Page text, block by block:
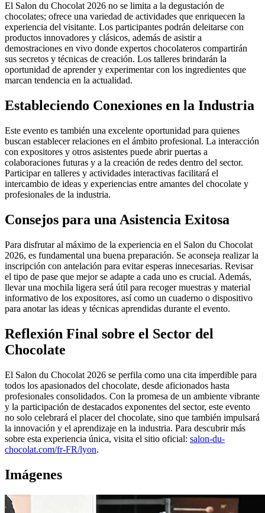
El Salon du Chocolat 2026 no se limita a la degustación de
chocolates; ofrece una variedad de actividades que enriquecen la
experiencia del visitante. Los participantes podrán deleitarse con
productos innovadores y clásicos, además de asistir a
demostraciones en vivo donde expertos chocolateros compartirán
sus secretos y técnicas de creación. Los talleres brindarán la
oportunidad de aprender y experimentar con los ingredientes que
marcan tendencia en la actualidad.
Estableciendo Conexiones en la Industria
Este evento es también una excelente oportunidad para quienes
buscan establecer relaciones en el ámbito profesional. La interacción
con expositores y otros asistentes puede abrir puertas a
colaboraciones futuras y a la creación de redes dentro del sector.
Participar en talleres y actividades interactivas facilitará el
intercambio de ideas y experiencias entre amantes del chocolate y
profesionales de la industria.
Consejos para una Asistencia Exitosa
Para disfrutar al máximo de la experiencia en el Salon du Chocolat
2026, es fundamental una buena preparación. Se aconseja realizar la
inscripción con antelación para evitar esperas innecesarias. Revisar
el tipo de pase que mejor se adapte a cada uno es crucial. Además,
llevar una mochila ligera será útil para recoger muestras y material
informativo de los expositores, así como un cuaderno o dispositivo
para anotar las ideas y técnicas aprendidas durante el evento.
Reflexión Final sobre el Sector del
Chocolate
El Salon du Chocolat 2026 se perfila como una cita imperdible para
todos los apasionados del chocolate, desde aficionados hasta
profesionales consolidados. Con la promesa de un ambiente vibrante
y la participación de destacados exponentes del sector, este evento
no solo celebrará el placer del chocolate, sino que también impulsará
la innovación y el aprendizaje en la industria. Para descubrir más
sobre esta experiencia única, visita el sitio oficial: salon-du-
chocolat.com/fr-FR/lyon.
Imágenes